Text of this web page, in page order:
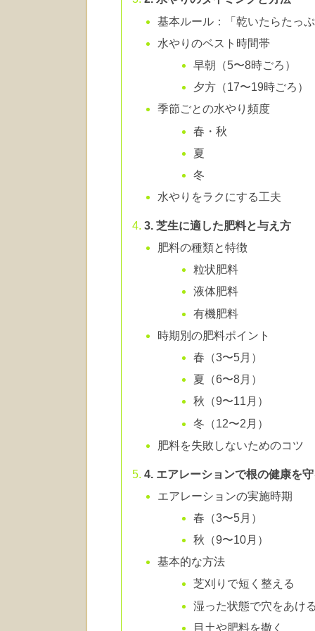
基本ルール：「乾いたらたっ
水やりのベスト時間帯
早朝（5〜8時ごろ）
夕方（17〜19時ごろ）
季節ごとの水やり頻度
春・秋
夏
冬
水やりをラクにする工夫
3. 芝生に適した肥料と与え方
肥料の種類と特徴
粒状肥料
液体肥料
有機肥料
時期別の肥料ポイント
春（3〜5月）
夏（6〜8月）
秋（9〜11月）
冬（12〜2月）
肥料を失敗しないためのコツ
4. エアレーションで根の健康を
エアレーションの実施時期
春（3〜5月）
秋（9〜10月）
基本的な方法
芝刈りで短く整える
湿った状態で穴をあけ
目土や肥料を撒く